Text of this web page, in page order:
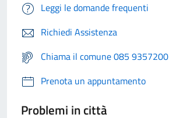
Leggi le domande frequenti
Richiedi Assistenza
Chiama il comune 085 9357200
Prenota un appuntamento
Problemi in città